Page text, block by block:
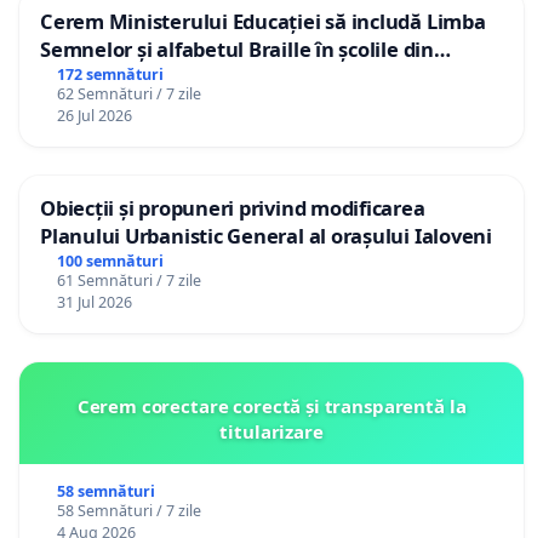
Cerem Ministerului Educației să includă Limba
Semnelor și alfabetul Braille în școlile din
Republica Moldova!
172 semnături
62 Semnături / 7 zile
26 Jul 2026
Obiecții și propuneri privind modificarea
Planului Urbanistic General al orașului Ialoveni
100 semnături
61 Semnături / 7 zile
31 Jul 2026
Cerem corectare corectă și transparentă la
titularizare
58 semnături
58 Semnături / 7 zile
4 Aug 2026